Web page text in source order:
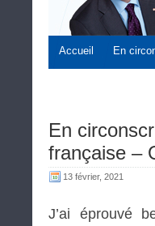
Accueil En
En
française –
13 février, 2021
J’ai éprouvé